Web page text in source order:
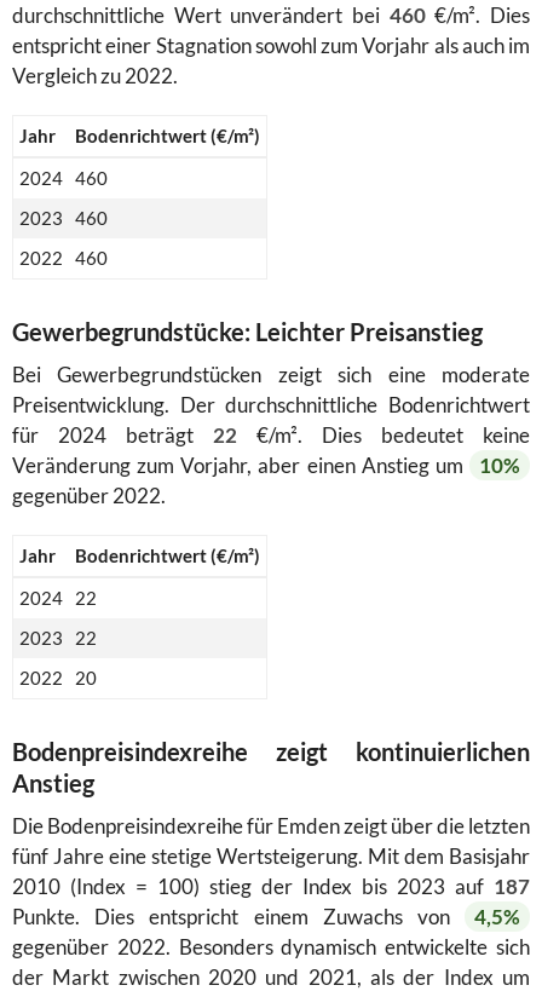
durchschnittliche Wert unverändert bei 460€/m². Dies
entspricht einer Stagnation sowohl zum Vorjahr als auch im
Vergleich zu 2022.
Jahr
Bodenrichtwert (€/m²)
2024 460
2023
460
2022
460
Gewerbegrundstücke: Leichter Preisanstieg
Bei Gewerbegrundstücken zeigt sich eine moderate
Preisentwicklung. Der durchschnittliche Bodenrichtwert
für 2024 beträgt 22 €/m². Dies bedeutet keine
Veränderung zum Vorjahr, aber einen Anstieg um
10%
gegenüber 2022.
Jahr
Bodenrichtwert (€/m²)
2024
22
2023
22
2022
20
Bodenpreisindexreihe zeigt kontinuierlichen
Anstieg
Die Bodenpreisindexreihe für Emden zeigt über die letzten
fünf Jahre eine stetige Wertsteigerung. Mit dem Basisjahr
2010 (Index = 100) stieg der Index bis 2023 auf 187
Punkte. Dies entspricht einem Zuwachs von
4,5%
gegenüber 2022. Besonders dynamisch entwickelte sich
der Markt zwischen 2020 und 2021, als der Index um